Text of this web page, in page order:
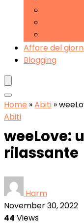
Affare del
Blogging
Home »Abiti »
Abiti
weeLove:
rilassante
Harm
November 30, 2022
44 Views